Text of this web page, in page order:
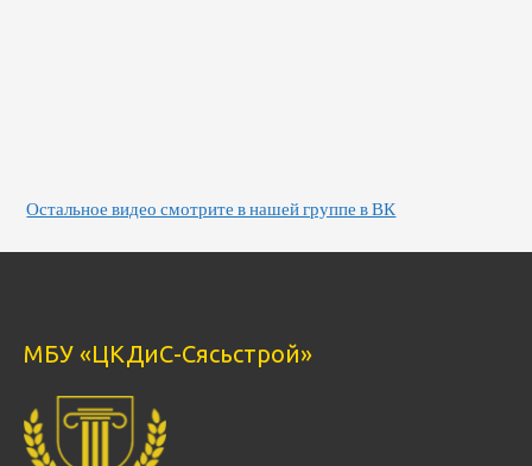
Остальное видео смотрите в нашей группе в ВК
МБУ «ЦКДиС-Сясьстрой»